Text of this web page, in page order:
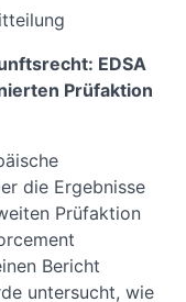
EDSA
Prüfaktion
die Ergebnisse
Prüfaktion
Bericht
untersucht, wie